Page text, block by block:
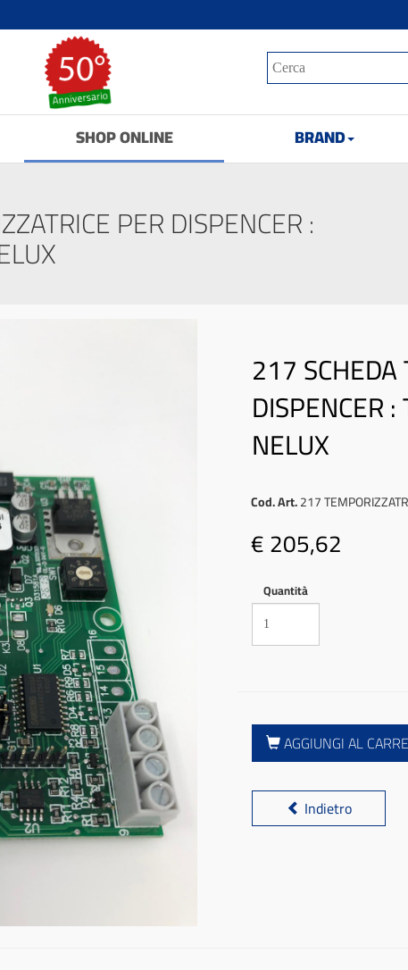
SHOP ONLINE BRAND
PER DISPENCER :
217 SCHEDA
DISPENCER
NELUX
Cod. Art.217
€ 205,62
Quantità
AGGIUNGI AL
Indietro